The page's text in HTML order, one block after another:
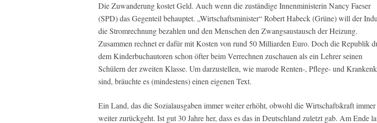
Die Zuwanderung kostet Geld. Auch wenn die zuständige Innenministerin Nancy Faeser
(SPD) das Gegenteil behauptet. „Wirtschaftsminister“ Robert Habeck (Grüne) will der
die Stromrechnung bezahlen und den Menschen den Zwangsaustausch der Heizung.
Zusammen rechnet er dafür mit Kosten von rund 50 Milliarden Euro. Doch die Republik
dem Kinderbuchautoren schon öfter beim Verrechnen zuschauen als ein Lehrer seinen
Schülern der zweiten Klasse. Um darzustellen, wie marode Renten-, Pflege- und
sind, bräuchte es (mindestens) einen eigenen Text.
Ein Land, das die Sozialausgaben immer weiter erhöht, obwohl die Wirtschaftskraft immer
weiter zurückgeht. Ist gut 30 Jahre her, dass es das in Deutschland zuletzt gab. Am Ende